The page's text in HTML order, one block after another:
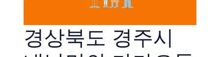
경상북도 경주시